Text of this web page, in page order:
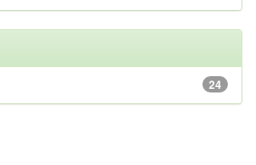
24